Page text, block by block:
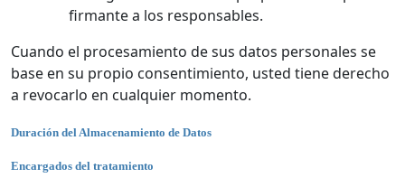
firmante a los responsables.
Cuando el procesamiento de sus datos personales se
base en su propio consentimiento, usted tiene derecho
a revocarlo en cualquier momento.
Duración del Almacenamiento de Datos
Encargados del tratamiento